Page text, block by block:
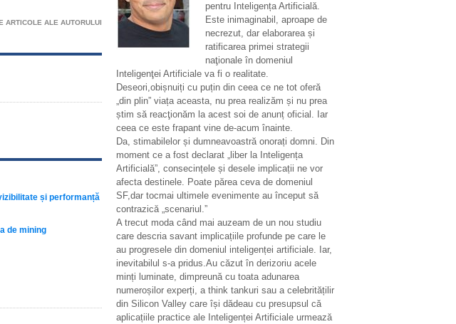
ARTICOLE ALE AUTORULUI
și performanță
de mining
pentru Inteligența Artificială.
Este inimaginabil, aproape de
necrezut, dar elaborarea și
ratificarea primei strategii
naţionale în domeniul
Inteligenţei Artificiale va fi o realitate.
Deseori,obișnuiți cu puțin din ceea ce ne tot oferă
„din plin” viața aceasta, nu prea realizăm și nu prea
știm să reacţionăm la acest soi de anunț oficial. Iar
ceea ce este frapant vine de-acum înainte.
Da, stimabilelor și dumneavoastră onorați domni. Din
moment ce a fost declarat „liber la Inteligența
Artificială”, consecințele și desele implicații ne vor
afecta destinele. Poate părea ceva de domeniul
SF,dar tocmai ultimele evenimente au început să
contrazică „scenariul.”
A trecut moda când mai auzeam de un nou studiu
care descria savant implicațiile profunde pe care le
au progresele din domeniul inteligenței artificiale. Iar,
inevitabilul s-a pridus.Au căzut în derizoriu acele
minți luminate, dimpreună cu toata adunarea
numeroșilor experți, a think tankuri sau a celebritățilir
din Silicon Valley care își dădeau cu presupsul că
aplicațiile practice ale Inteligenței Artificiale urmează